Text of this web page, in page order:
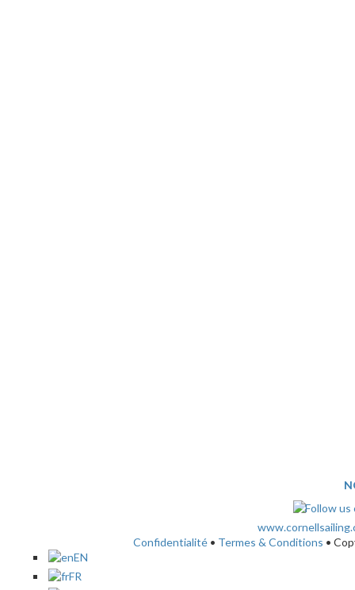
Confidentialité • Termes & Conditions •
EN
FR